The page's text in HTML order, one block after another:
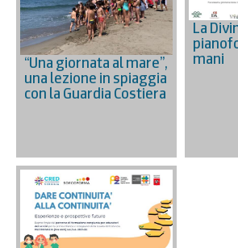
“Una giornata al mare”,
una lezione in spiaggia
con la Guardia Costiera
La
mani